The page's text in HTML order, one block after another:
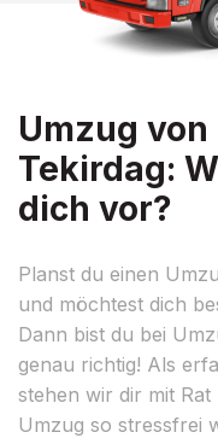
Umzug
Tekirdag:
dich vor?
Planst du einen
und möchtest dich
Dann bist du bei
genau richtig! Als
stehen wir dir mit
Umzug so stressfrei